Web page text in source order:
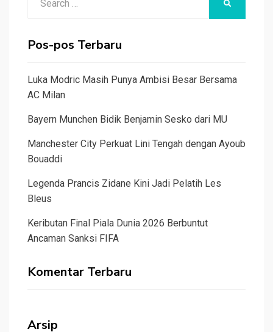
Pos-pos Terbaru
Luka Modric Masih Punya Ambisi Besar Bersama
AC Milan
Bayern Munchen Bidik Benjamin Sesko dari MU
Manchester City Perkuat Lini Tengah dengan Ayoub
Bouaddi
Legenda Prancis Zidane Kini Jadi Pelatih Les
Bleus
Keributan Final Piala Dunia 2026 Berbuntut
Ancaman Sanksi FIFA
Komentar Terbaru
Arsip